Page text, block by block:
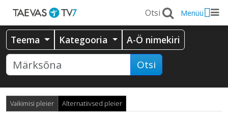
Menüü
Teema Kategooria A-Ö nimekiri
Otsi
Vaikimisi pleier Alternatiivsed pleier